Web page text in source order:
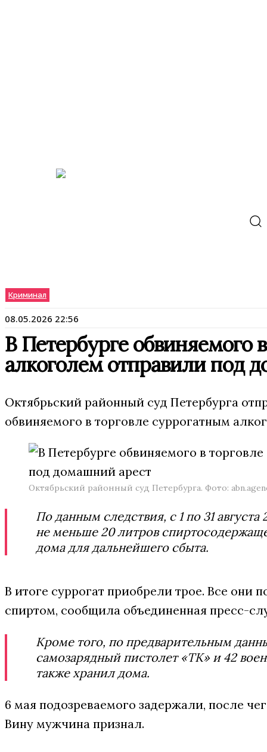
Криминал
08.05.2026 22:56
В Петербурге обвиняемого
алкоголем отправили под
Октябрьский районный суд Петербурга
обвиняемого в торговле суррогатным
Октябрьский районный суд Петербурга. Фото:
По данным следствия, с 1 по 31
не меньше 20 литров
дома для дальнейшего сбыта.
В итоге суррогат приобрели трое. Все они
спиртом, сообщила объединенная пресс-
Кроме того, по предварительным
самозарядный пистолет «ТК» и 42
также хранил дома.
6 мая подозреваемого задержали, после
Вину мужчина признал.